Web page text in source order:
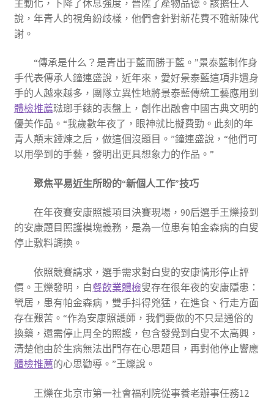
主動化，下降了休息強度，晉陞了產物品德。該擔任人
說，年青人的視角紛歧樣，他們會針對新花費不雅新陳代
謝。
“傳承是什么？是青出于藍而勝于藍。”景泰藍制作身
手代表傳承人鐘連盛說，近年來，愛好景泰藍這項非遺身
手的人越來越多，團隊立異性地將景泰藍傳統工藝應用到
體檢推薦琺瑯手錶的表盤上，創作出融會中國古典文明的
優美作品。“我歲數年夜了，眼神就比擬費勁。此刻的年
青人顛末錘煉之后，做這個沒題目。”鐘連盛說，“他們可
以用學到的手藝，發明出更具想象力的作品。”
聚焦平易近生所盼的“新個人工作”技巧
在年夜賽安康照護項目決賽現場，90后選手王爍接到
的安康題目照護模塊義務，是為一位患有帕金森病的白叟
停止敷料調換。
依照競賽請求，選手需求對白叟的安康情形停止評
價。王爍發明，白餐飲業體檢叟存在很年夜的安康隱患：
煢居，患有帕金森病，雙手抖得兇猛，在進食、行走方面
存在艱苦。“作為安康照護師，我們要做的不只是通俗的
換藥，還需停止周全的照護，包含發覺到白叟不太高興，
清楚他由於生病無法出門存在心思題目，再對他停止響應
體檢推薦的心思勸導。”王爍說。
王爍在北京市第一社會福利院從事養老辦事任務12